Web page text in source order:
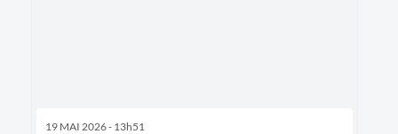
19 MAI 2026 - 13h51